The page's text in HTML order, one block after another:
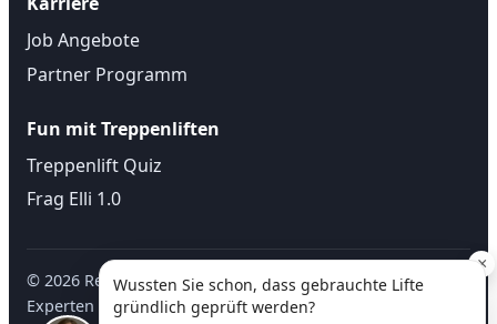
Job Angebote
Partner Programm
Fun mit Treppenliften
Treppenlift Quiz
Frag Elli 1.0
© 2026 Regional Treppenlift • Treppenlifte ✓ regionale
Experten ✓ kostenlose Beratung vor Ort |
×
Wussten Sie schon, dass gebrauchte Lifte
gründlich geprüft werden?